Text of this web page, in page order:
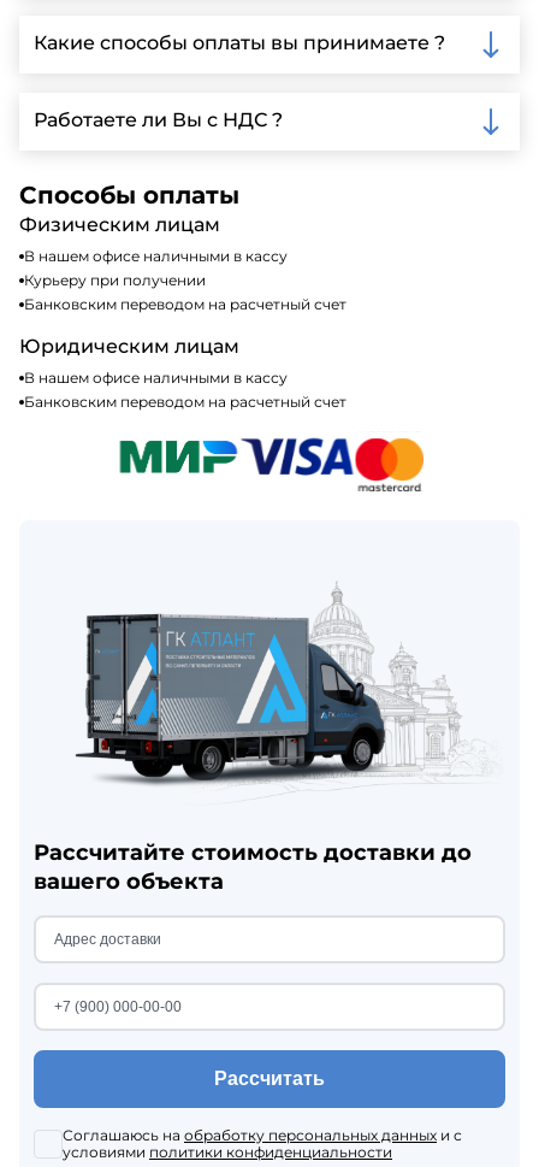
Ленинградской области, у нас собственный
автопарк, для обеспечения быстрой и надежной
Какие способы оплаты вы принимаете ?
включая наличные, банковские переводы,
кредитные карты. Подробную информацию о
Работаете ли Вы с НДС ?
налогообложения, т.е с НДС 20%
Способы оплаты
Физическим лицам
В нашем офисе наличными в кассу
Курьеру при получении
Банковским переводом на расчетный счет
Юридическим лицам
В нашем офисе наличными в кассу
Банковским переводом на расчетный счет
Рассчитайте стоимость доставки до
вашего объекта
Рассчитать
Соглашаюсь на обработку персональных данных и с
условиями политики конфиденциальности